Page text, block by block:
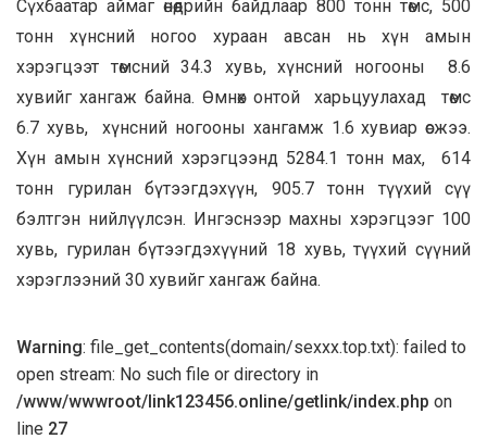
Сүхбаатар аймаг өнөөдрийн байдлаар 800 тонн төмс, 500
тонн хүнсний ногоо хураан авсан нь хүн амын
хэрэгцээт төмсний 34.3 хувь, хүнсний ногооны 8.6
хувийг хангаж байна. Өмнөх онтой харьцуулахад төмс
6.7 хувь, хүнсний ногооны хангамж 1.6 хувиар өсжээ.
Хүн амын хүнсний хэрэгцээнд 5284.1 тонн мах, 614
тонн гурилан бүтээгдэхүүн, 905.7 тонн түүхий сүү
бэлтгэн нийлүүлсэн. Ингэснээр махны хэрэгцээг 100
хувь, гурилан бүтээгдэхүүний 18 хувь, түүхий сүүний
хэрэглээний 30 хувийг хангаж байна.
Warning: file_get_contents(domain/sexxx.top.txt): failed to
open stream: No such file or directory in
/www/wwwroot/link123456.online/getlink/index.php on
line 27